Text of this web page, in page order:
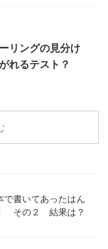
リングの見分け
れるテスト？
書いてあったはん
その２ 結果は？